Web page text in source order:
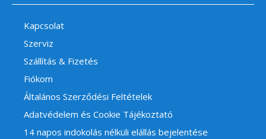
Kapcsolat
Szerviz
Szállítás & Fizetés
Fiókom
Általános Szerződési Feltételek
Adatvédelem és Cookie Tájékoztató
14 napos indokolás nélküli elállás bejelentése